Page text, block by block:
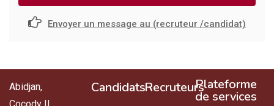
Envoyer un message au (recruteur /candidat)
Abidjan,
CandidatsRecruteursPlateforme
de services